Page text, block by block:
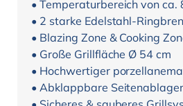
• Temperaturbereich von ca.
• 2 starke Edelstahl-
• Blazing Zone & Cooking
• Große Grillfläche Ø 54 cm
• Hochwertiger
• Abklappbare